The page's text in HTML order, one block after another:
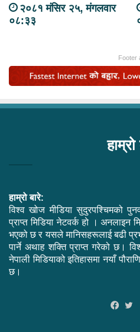
२०८१ मंसिर २५, मंगलवार
०८:३३
Footer
हाम्रो
हाम्रो बारे:
विश्व खोज मीडिया सुदुरपश्चिमको
प्राप्त मिडिया नेटवर्क हो । अनलाइन
भएको छ र यसले मानिसहरूलाई बढी
पार्ने अथाह शक्ति प्राप्त गरेको छ।
नेपाली मिडियाको इतिहासमा नयाँ
छ।